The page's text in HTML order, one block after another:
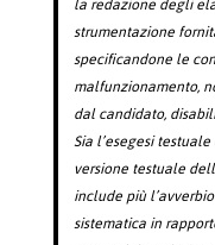
strumentazione
specificandone le
malfunzionamento,
dal candidato,
Sia l’esegesi
versione testuale
include più
sistematica in